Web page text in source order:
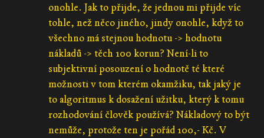
onohle. Jak to přijde, že jednou mi přijde víc
tohle, než něco jiného, jindy onohle, když to
všechno má stejnou hodnotu -> hodnotu
nákladů -> těch 100 korun? Není-li to
subjektivní posouzení o hodnotě té které
možnosti v tom kterém okamžiku, tak jaký je
to algoritmus k dosažení užitku, který k tomu
rozhodování člověk používá? Nákladový to být
nemůže, protože ten je pořád 100,- Kč. V